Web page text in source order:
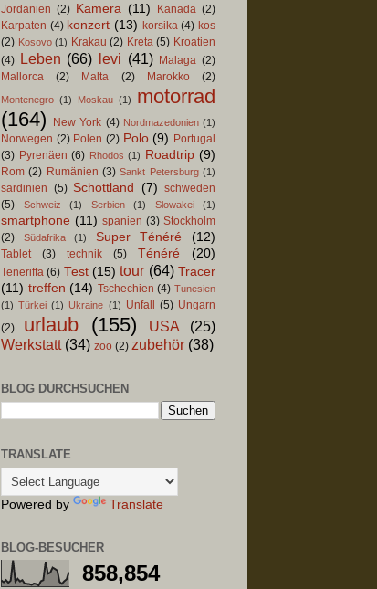
Jordanien (2) Kamera (11) Kanada (2)
Karpaten (4) konzert (13) korsika (4) kos
(2) Kosovo (1) Krakau (2) Kreta (5) Kroatien
(4) Leben (66) levi (41) Malaga (2)
Mallorca
(2) Malta (2) Marokko (2)
Montenegro (1) Moskau (1)
motorrad
(164)
New York (4) Nordmazedonien (1)
Norwegen (2) Polen (2) Polo (9) Portugal
(3) Pyrenäen (6) Rhodos (1) Roadtrip (9)
Rom (2) Rumänien (3) Sankt Petersburg (1)
sardinien (5) Schottland (7) schweden
(5)
Schweiz (1) Serbien (1) Slowakei (1)
smartphone (11) spanien (3) Stockholm
(2)
Südafrika (1) Super Ténéré (12)
Tablet (3) technik (5) Ténéré (20)
Teneriffa (6) Test (15) tour (64) Tracer
(11) treffen (14) Tschechien (4) Tunesien
(1) Türkei (1) Ukraine (1) Unfall (5) Ungarn
(2)
urlaub (155) USA
(25)
Werkstatt (34) zoo (2) zubehör (38)
BLOG DURCHSUCHEN
TRANSLATE
Powered by Translate
BLOG-BESUCHER
858,854